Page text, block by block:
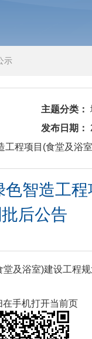
示
主题分类：
发布日期：
工程项目(食堂及浴
智造工
后公告
及浴室)建设工程
在手机打开当前页